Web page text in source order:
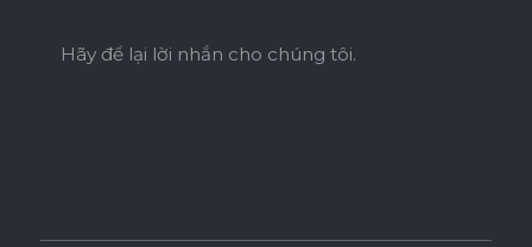
Hãy để lại lời nhắn cho chúng tôi.